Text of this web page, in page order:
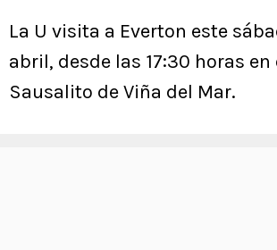
La U visita a Everton este
abril, desde las 17:30 horas
Sausalito de Viña del Mar.